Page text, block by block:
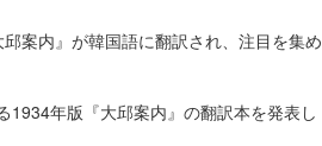
案内』が韓国語に翻訳され、注目を集め
年版『大邱案内』の翻訳本を発表し